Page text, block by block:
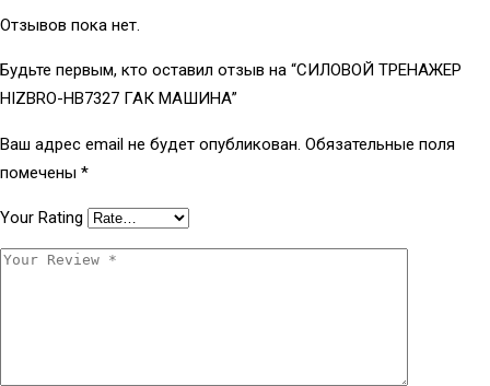
Отзывов пока нет.
Будьте первым, кто оставил отзыв на “СИЛОВОЙ ТРЕНАЖЕР
HIZBRO-HB7327 ГАК МАШИНА”
Ваш адрес email не будет опубликован. Обязательные поля
помечены *
Your Rating